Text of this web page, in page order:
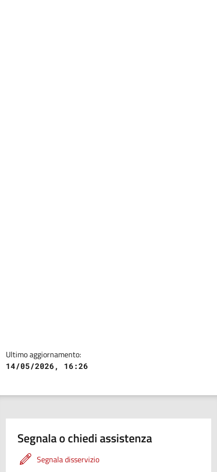
Ultimo aggiornamento:
14/05/2026, 16:26
Segnala o chiedi assistenza
Segnala disservizio